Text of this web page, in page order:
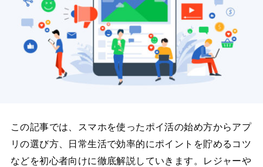
この記事では、スマホを使ったポイ活の始め方からアプ
リの選び方、日常生活で効率的にポイントを貯めるコツ
などを初心者向けに徹底解説していきます。レジャーや